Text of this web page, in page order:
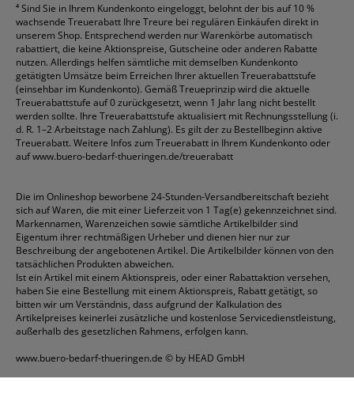
⁴Sind Sie in Ihrem Kundenkonto eingeloggt, belohnt der bis auf 10 %
wachsende Treuerabatt Ihre Treure bei regulären Einkäufen direkt in
unserem Shop. Entsprechend werden nur Warenkörbe automatisch
rabattiert, die keine Aktionspreise, Gutscheine oder anderen Rabatte
nutzen. Allerdings helfen sämtliche mit demselben Kundenkonto
getätigten Umsätze beim Erreichen Ihrer aktuellen Treuerabattstufe
(einsehbar im Kundenkonto). Gemäß Treueprinzip wird die aktuelle
Treuerabattstufe auf 0 zurückgesetzt, wenn 1 Jahr lang nicht bestellt
werden sollte. Ihre Treuerabattstufe aktualisiert mit Rechnungsstellung (i.
d. R. 1–2 Arbeitstage nach Zahlung). Es gilt der zu Bestellbeginn aktive
Treuerabatt. Weitere Infos zum Treuerabatt in Ihrem Kundenkonto oder
aufwww.buero-bedarf-thueringen.de/treuerabatt
Die im Onlineshop beworbene 24-Stunden-Versandbereitschaft bezieht
sich auf Waren, die mit einer Lieferzeit von 1 Tag(e) gekennzeichnet sind.
Markennamen, Warenzeichen sowie sämtliche Artikelbilder sind
Eigentum ihrer rechtmäßigen Urheber und dienen hier nur zur
Beschreibung der angebotenen Artikel. Die Artikelbilder können von den
tatsächlichen Produkten abweichen.
Ist ein Artikel mit einem Aktionspreis, oder einer Rabattaktion versehen,
haben Sie eine Bestellung mit einem Aktionspreis, Rabatt getätigt, so
bitten wir um Verständnis, dass aufgrund der Kalkulation des
Artikelpreises keinerlei zusätzliche und kostenlose Servicedienstleistung,
außerhalb des gesetzlichen Rahmens, erfolgen kann.
www.buero-bedarf-thueringen.de © by HEAD GmbH